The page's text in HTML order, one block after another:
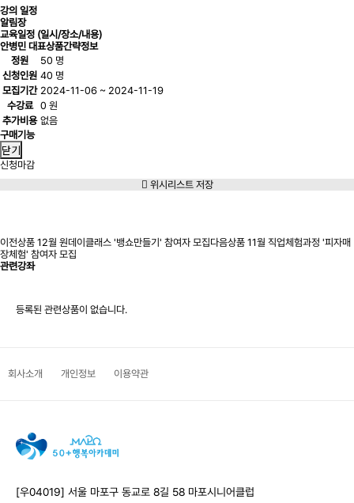
강의 일정
알림장
교육일정 (일시/장소/내용)
안병민 대표상품간략정보
정원
50 명
신청인원 40 명
모집기간 2024-11-06 ~ 2024-11-19
수강료
0 원
추가비용 없음
구매기능
닫기
신청마감
위시리스트 저장
이전상품 12월 원데이클래스 '뱅쇼만들기' 참여자 모집다음상품 11월 직업체험과정 '피자매
장체험' 참여자 모집
관련강좌
등록된 관련상품이 없습니다.
회사소개 개인정보 이용약관
[우04019] 서울 마포구 동교로 8길 58 마포시니어클럽